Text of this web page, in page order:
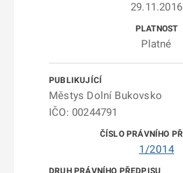
29.11.2016
Platné
Městys Dolní Bukovsko
IČO: 00244791
1/2014